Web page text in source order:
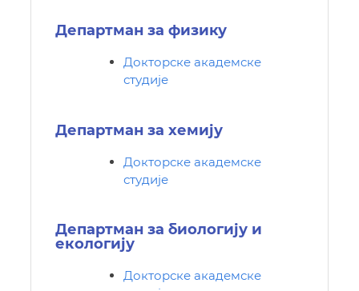
Департман за физику
Докторске академске
студије
Департман за хемију
Докторске академске
студије
Департман за биологију и
екологију
Докторске академске